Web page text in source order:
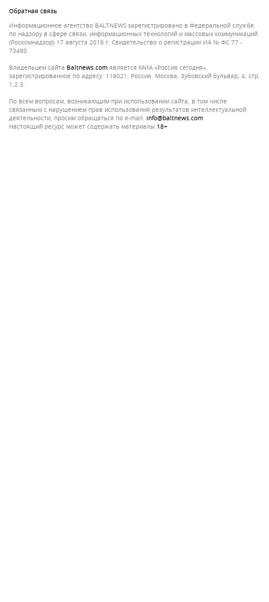
Обратная связь
Информационное агентство BALTNEWS зарегистрировано в Федеральной службе
по надзору в сфере связи, информационных технологий и массовых коммуникаций
(Роскомнадзор) 17 августа 2018 г. Свидетельство о регистрации ИА № ФС 77 -
73480
Владельцем сайта
baltnews.com является МИА «Россия сегодня»,
зарегистрированное по адресу: 119021, Россия, Москва, Зубовский бульвар, 4, стр.
1,2.3.
По всем вопросам, возникающим при использовании сайта, в том числе
связанным с нарушением прав использования результатов интеллектуальной
деятельности, просим обращаться по e-mail: info@baltnews.com
Настоящий ресурс может содержать материалы 18+